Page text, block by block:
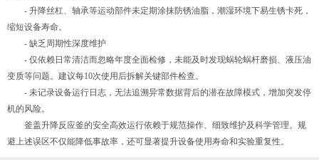
- 升降丝杠、轴承等运动部件未定期涂抹防锈油脂，潮湿环境下易生锈卡死，
缩短设备寿命。
- 缺乏周期性深度维护
- 仅依赖日常清洁而忽略年度全面检修，未能及时发现蜗轮蜗杆磨损、液压油
变质等问题。建议每10次使用后拆解关键部件检查。
- 未记录设备运行日志，无法追溯异常数据背后的潜在故障模式，增加突发停
机的风险。
釜盖升降反应釜的安全高效运行依赖于规范操作、细致维护及科学管理。规
避上述误区不仅能降低事故率，还可显著提升设备使用寿命和实验重复性。